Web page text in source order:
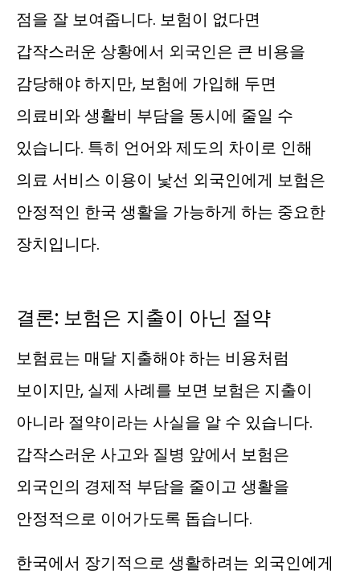
점을 잘 보여줍니다. 보험이 없다면
갑작스러운 상황에서 외국인은 큰 비용을
감당해야 하지만, 보험에 가입해 두면
의료비와 생활비 부담을 동시에 줄일 수
있습니다. 특히 언어와 제도의 차이로 인해
의료 서비스 이용이 낯선 외국인에게 보험은
안정적인 한국 생활을 가능하게 하는 중요한
장치입니다.
결론: 보험은 지출이 아닌 절약
보험료는 매달 지출해야 하는 비용처럼
보이지만, 실제 사례를 보면 보험은 지출이
아니라 절약이라는 사실을 알 수 있습니다.
갑작스러운 사고와 질병 앞에서 보험은
외국인의 경제적 부담을 줄이고 생활을
안정적으로 이어가도록 돕습니다.
한국에서 장기적으로 생활하려는 외국인에게